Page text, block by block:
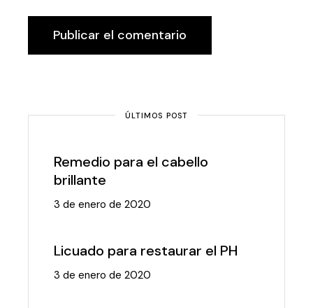
Publicar el comentario
ÚLTIMOS POST
Remedio para el cabello
brillante
3 de enero de 2020
Licuado para restaurar el PH
3 de enero de 2020